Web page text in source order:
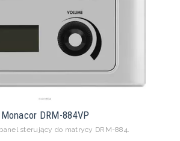
Monacor DRM-884VP
sterujący do matrycy DRM-884.